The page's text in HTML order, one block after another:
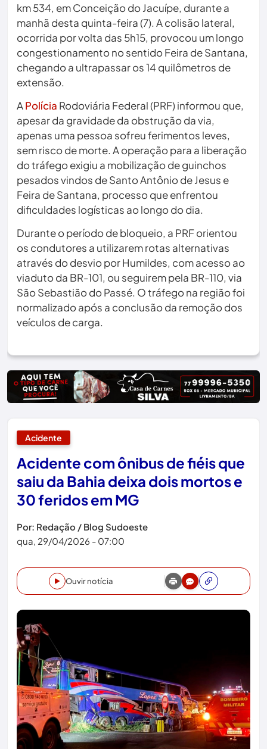
km 534, em Conceição do Jacuípe, durante a
manhã desta quinta-feira (7). A colisão lateral,
ocorrida por volta das 5h15, provocou um longo
congestionamento no sentido Feira de Santana,
chegando a ultrapassar os 14 quilômetros de
extensão.
APolícia Rodoviária Federal (PRF) informou que,
apesar da gravidade da obstrução da via,
apenas uma pessoa sofreu ferimentos leves,
sem risco de morte. A operação para a liberação
do tráfego exigiu a mobilização de guinchos
pesados vindos de Santo Antônio de Jesus e
Feira de Santana, processo que enfrentou
dificuldades logísticas ao longo do dia.
Durante o período de bloqueio, a PRF orientou
os condutores a utilizarem rotas alternativas
através do desvio por Humildes, com acesso ao
viaduto da BR-101, ou seguirem pela BR-110, via
São Sebastião do Passé. O tráfego na região foi
normalizado após a conclusão da remoção dos
veículos de carga.
Acidente
Acidente com ônibus de fiéis que
saiu da Bahia deixa dois mortos e
30 feridos em MG
Por: Redação / Blog Sudoeste
qua, 29/04/2026 - 07:00
Ouvir notícia